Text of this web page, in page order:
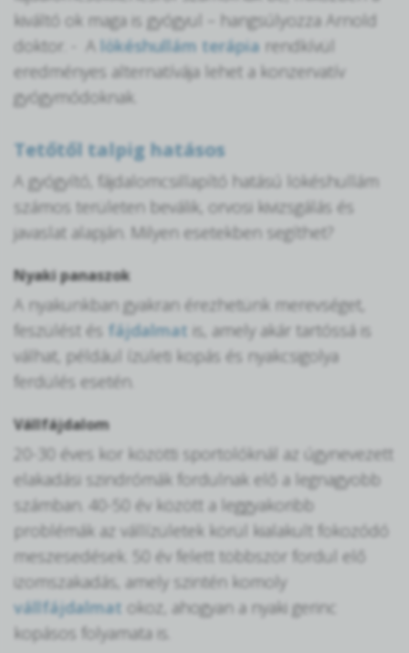
kiváltó ok maga is gyógyul – hangsúlyozza Arnold
doktor. - A lökéshullám terápia rendkívül
eredményes alternatívája lehet a konzervatív
gyógymódoknak.
Tetőtől talpig hatásos
A gyógyító, fájdalomcsillapító hatású lökéshullám
számos területen beválik, orvosi kivizsgálás és
javaslat alapján. Milyen esetekben segíthet?
Nyaki panaszok
A nyakunkban gyakran érezhetünk merevséget,
feszülést és fájdalmat is, amely akár tartóssá is
válhat, például ízületi kopás és nyakcsigolya
ferdülés esetén.
Vállfájdalom
20-30 éves kor közötti sportolóknál az úgynevezett
elakadási szindrómák fordulnak elő a legnagyobb
számban. 40-50 év között a leggyakoribb
problémák az vállízületek körül kialakult fokozódó
meszesedések. 50 év felett többször fordul elő
izomszakadás, amely szintén komoly
vállfájdalmat okoz, ahogyan a nyaki gerinc
kopásos folyamata is.